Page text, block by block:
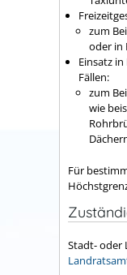
zum
oder in
Einsatz
Fällen:
zum
wie
Für
Stadt- oder